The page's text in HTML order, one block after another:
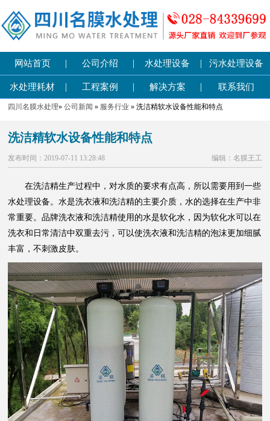
网站首页 | 公司介绍 | 水处理设备 | 污水处理设备
水处理耗材 | 工程案例 | 解决方案 | 联系我们
四川名膜水处理»公司新闻 » 服务行业 » 洗洁精软水设备性能和特点
洗洁精软水设备性能和特点
发布时间：2019-07-11 13:28:48 编辑：名膜王工
在洗洁精生产过程中，对水质的要求有点高，所以需要用到一些
水处理设备。水是洗衣液和洗洁精的主要介质，水的选择在生产中非
常重要。品牌洗衣液和洗洁精使用的水是软化水，因为软化水可以在
洗衣和日常清洁中双重去污，可以使洗衣液和洗洁精的泡沫更加细腻
丰富，不刺激皮肤。